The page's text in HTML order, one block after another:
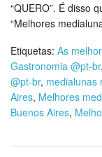
“QUERO”. É disso
“Melhores
Etiquetas: As
Gastronomia @pt-br,
@pt-br, medialunas
Aires, Melhores
Buenos Aires,